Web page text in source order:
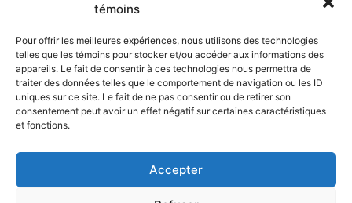
témoins
Pour offrir les meilleures expériences, nous utilisons des technologies
telles que les témoins pour stocker et/ou accéder aux informations des
appareils. Le fait de consentir à ces technologies nous permettra de
traiter des données telles que le comportement de navigation ou les ID
uniques sur ce site. Le fait de ne pas consentir ou de retirer son
consentement peut avoir un effet négatif sur certaines caractéristiques
et fonctions.
Accepter
Les éditeurs
Les experts et collaborateurs